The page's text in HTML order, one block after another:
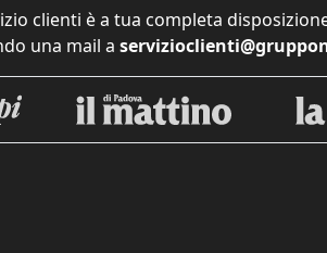
clienti è a tua completa
una mail a